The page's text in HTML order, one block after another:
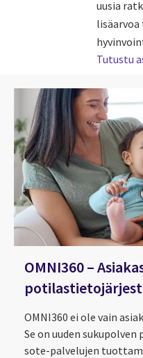
uusia
Tutustu
OMNI360 –
OMNI360 ei ole vain
Se on uuden
sote-palvelujen